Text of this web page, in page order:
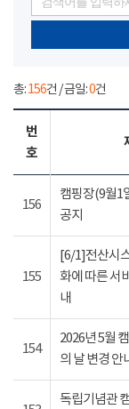
총:156건 / 금일:0건
번
호
156
캠핑장(9월1
공지
155
[6/1]전산시
화에 따른 서
내
154
2026년 5월
의 날 변경 안
독립기념관